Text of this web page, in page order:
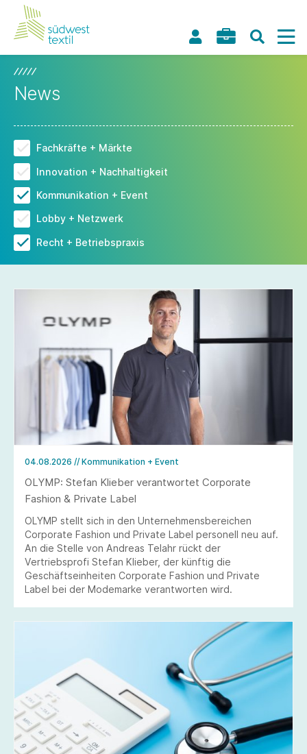
News
Fachkräfte + Märkte
Innovation + Nachhaltigkeit
Kommunikation + Event
Lobby + Netzwerk
Recht + Betriebspraxis
04.08.2026 // Kommunikation + Event
OLYMP: Stefan Klieber verantwortet Corporate
Fashion & Private Label
OLYMP stellt sich in den Unternehmensbereichen
Corporate Fashion und Private Label personell neu auf.
An die Stelle von Andreas Telahr rückt der
Vertriebsprofi Stefan Klieber, der künftig die
Geschäftseinheiten Corporate Fashion und Private
Label bei der Modemarke verantworten wird.